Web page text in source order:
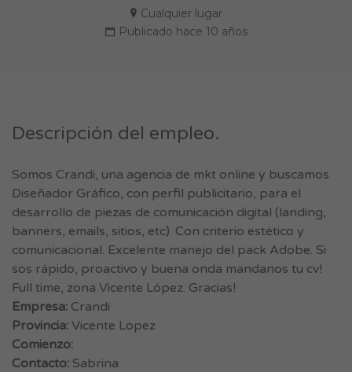
Cualquier lugar
Publicado hace 10 años
Descripción del empleo.
Somos Crandi, una agencia de mkt online y buscamos
Diseñador Gráfico, con perfil publicitario, para el
desarrollo de piezas de comunicación digital (landing,
banners, emails, sitios, etc). Con criterio estético y
comunicacional. Excelente manejo del pack Adobe. Si
sos rápido, proactivo y buena onda mandanos tu cv!
Full time, zona Vicente López. Gracias!
Empresa: Crandi
Provincia: Vicente Lopez
Comienzo:
Contacto: Sabrina